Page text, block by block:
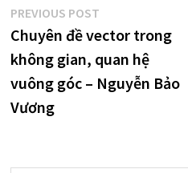
Điều
hướng
bài
viết
PREVIOUS POSTPrevious
post:
Chuyên đề vector trong
không gian, quan hệ
vuông góc – Nguyễn Bảo
Vương